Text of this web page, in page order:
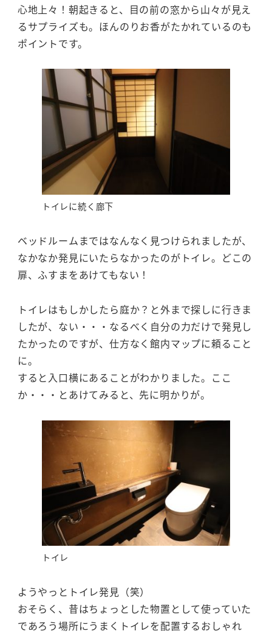
心地上々！朝起きると、目の前の窓から山々が見え
るサプライズも。ほんのりお香がたかれているのも
ポイントです。
トイレに続く廊下
ベッドルームまではなんなく見つけられましたが、
なかなか発見にいたらなかったのがトイレ。どこの
扉、ふすまをあけてもない！
トイレはもしかしたら庭か？と外まで探しに行きま
したが、ない・・・なるべく自分の力だけで発見し
たかったのですが、仕方なく館内マップに頼ること
に。
すると入口横にあることがわかりました。ここ
か・・・とあけてみると、先に明かりが。
トイレ
ようやっとトイレ発見（笑）
おそらく、昔はちょっとした物置として使っていた
であろう場所にうまくトイレを配置するおしゃれ